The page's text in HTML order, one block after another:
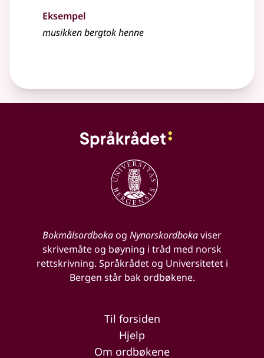
Eksempel
musikken bergtok henne
Bokmålsordbokaog Nynorskordbokaviser
skrivemåte og bøyning i tråd med norsk
rettskrivning. Språkrådet og Universitetet i
Bergen står bak ordbøkene.
Til forsiden
Hjelp
Om ordbøkene